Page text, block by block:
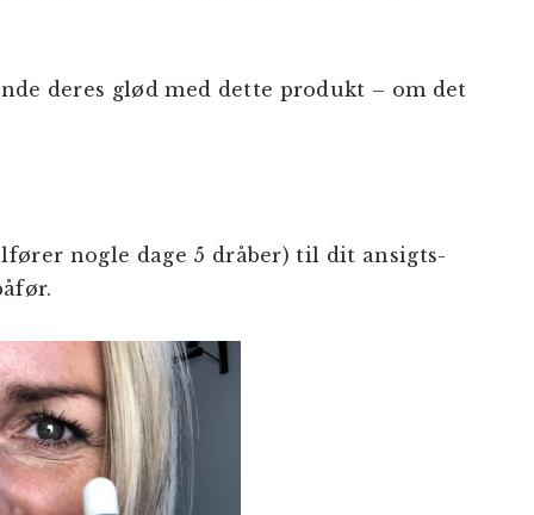
deres glød med dette produkt – om det
nogle dage 5 dråber) til dit ansigts-